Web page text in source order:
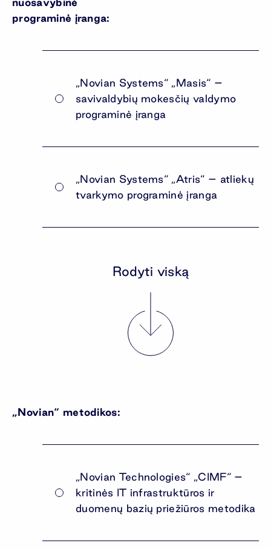
programinė įranga:
„Novian Systems“ „Masis“ –
savivaldybių mokesčių valdymo
programinė įranga
„Novian Systems“ „Atris“ – atliekų
tvarkymo programinė įranga
Rodyti viską
„Novian“ metodikos:
„Novian Technologies“ „CIMF“ –
kritinės IT infrastruktūros ir
duomenų bazių priežiūros metodika